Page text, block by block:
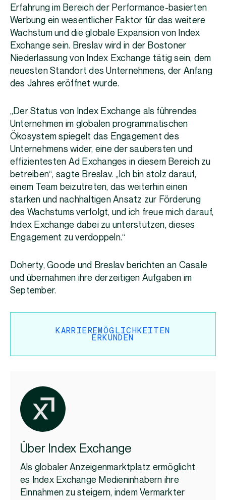
Erfahrung im Bereich der Performance-basierten
Werbung ein wesentlicher Faktor für das weitere
Wachstum und die globale Expansion von Index
Exchange sein. Breslav wird in der Bostoner
Niederlassung von Index Exchange tätig sein, dem
neuesten Standort des Unternehmens, der Anfang
des Jahres eröffnet wurde.
„Der Status von Index Exchange als führendes
Unternehmen im globalen programmatischen
Ökosystem spiegelt das Engagement des
Unternehmens wider, eine der saubersten und
effizientesten Ad Exchanges in diesem Bereich zu
betreiben“, sagte Breslav. „Ich bin stolz darauf,
einem Team beizutreten, das weiterhin einen
starken und nachhaltigen Ansatz zur Förderung
des Wachstums verfolgt, und ich freue mich darauf,
Index Exchange dabei zu unterstützen, dieses
Engagement zu verdoppeln.“
Doherty, Goode und Breslav berichten an Casale
und übernahmen ihre derzeitigen Aufgaben im
September.
KARRIEREMÖGLICHKEITEN
ERKUNDEN
Über Index Exchange
Als globaler Anzeigenmarktplatz ermöglicht
es Index Exchange Medieninhabern ihre
Einnahmen zu steigern, indem Vermarkter